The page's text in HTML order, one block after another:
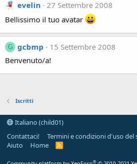
evelin
27 Settembre 2008
Bellissimo il tuo avatar
G gcbmp
15 Settembre 2008
Benvenuto/a!
Iscritti
Italiano (child01)
Contattaci!
Termini e condizioni d'uso del
Aiuto
Home
R
®